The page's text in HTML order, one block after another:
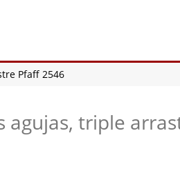
Pfaff 2546
agujas, triple